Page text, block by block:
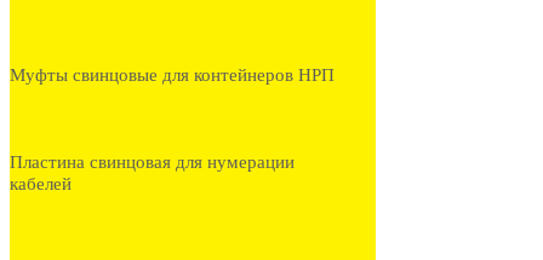
Муфты свинцовые для контейнеров НРП
Пластина свинцовая для нумерации
кабелей